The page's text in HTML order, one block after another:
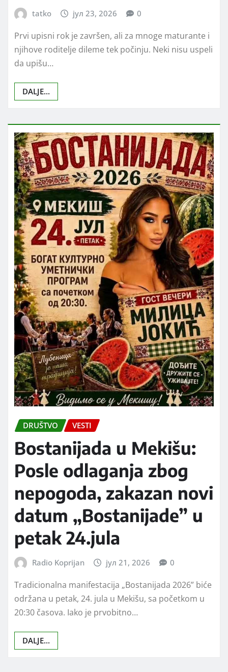
tatko јул 23, 2026 0
Prvi upisni rok je završen, ali za mnoge maturante i
njihove roditelje dileme tek počinju. Neki nisu uspeli
da upišu…
DALJE...
DRUŠTVO VESTI
Bostanijada u Mekišu:
Posle odlaganja zbog
nepogoda, zakazan novi
datum „Bostanijade” u
petak 24.jula
Radio Koprijan јул 21, 2026 0
Tradicionalna manifestacija „Bostanijada 2026” biće
održana u petak, 24. jula u Mekišu, sa početkom u
20:30 časova. Iako je prvobitno…
DALJE...